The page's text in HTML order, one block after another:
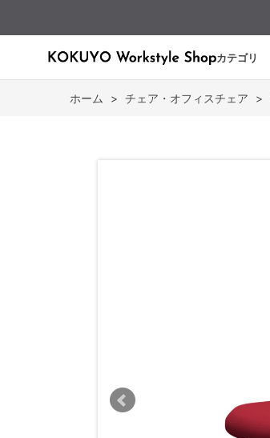
カテゴリ
ホーム > チェア・オフィスチェア >